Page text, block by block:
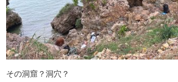
その洞窟？洞穴？